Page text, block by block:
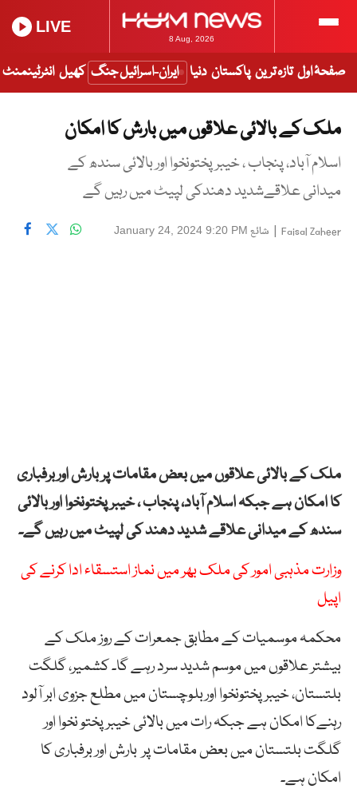
8 Aug, 2026
LIVE
صفحۂ اول تازہ ترین پاکستان دنیا ایران-اسرائیل جنگ کھیل انٹرٹینمنٹ
ملک کے بالائی علاقوں میں بارش کا امکان
اسلام آباد، پنجاب ، خیبر پختونخوا اور بالائی سندھ کے
میدانی علاقےشدید دھندکی لپیٹ میں رہیں گے
Faisal Zaheer
| شائع January 24, 2024 9:20 PM
ملک کے بالائی علاقوں میں بعض مقامات پر بارش اوربرفباری
کا امکان ہے جبکہ اسلام آباد، پنجاب ، خیبر پختونخوا اور بالائی
سندھ کے میدانی علاقے شدید دھند کی لپیٹ میں رہیں گے۔
وزارت مذہبی امور کی ملک بھر میں نماز استسقاء ادا کرنے کی
اپیل
محکمہ موسمیات کے مطابق جمعرات کے روز ملک کے
بیشتر علاقوں میں موسم شدید سرد رہے گا۔ کشمیر، گلگت
بلتستان، خیبر پختونخوا اوربلوچستان میں مطلع جزوی ابر آلود
رہنےکا امکان ہے جبکہ رات میں بالائی خیبر پختو نخوا اور
گلگت بلتستان میں بعض مقامات پر بارش اور برفباری کا
امکان ہے۔